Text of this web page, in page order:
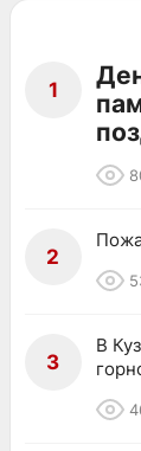
1
2
3
В